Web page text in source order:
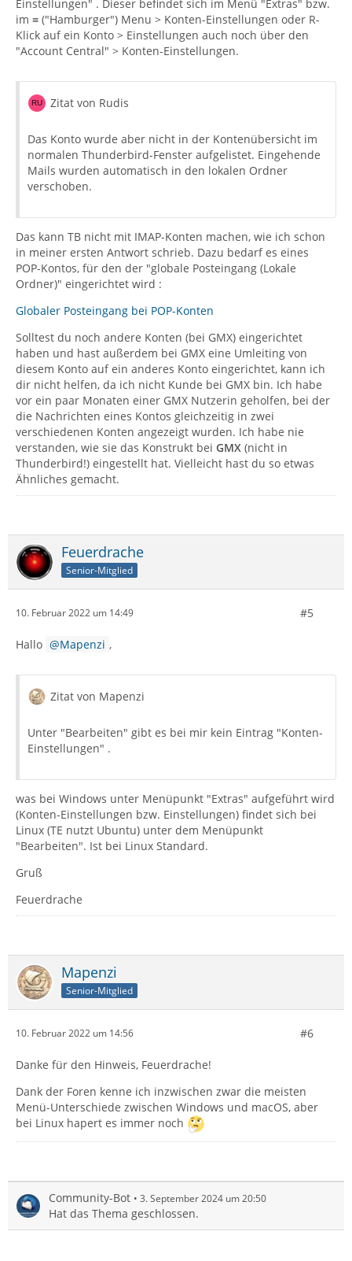
Einstellungen" . Dieser befindet sich im Menü "Extras" bzw.
im ≡ ("Hamburger") Menu > Konten-Einstellungen oder R-
Klick auf ein Konto > Einstellungen auch noch über den
"Account Central" > Konten-Einstellungen.
Zitat von Rudis
Das Konto wurde aber nicht in der Kontenübersicht im
normalen Thunderbird-Fenster aufgelistet. Eingehende
Mails wurden automatisch in den lokalen Ordner
verschoben.
Das kann TB nicht mit IMAP-Konten machen, wie ich schon
in meiner ersten Antwort schrieb. Dazu bedarf es eines
POP-Kontos, für den der "globale Posteingang (Lokale
Ordner)" eingerichtet wird :
Globaler Posteingang bei POP-Konten
Solltest du noch andere Konten (bei GMX) eingerichtet
haben und hast außerdem bei GMX eine Umleiting von
diesem Konto auf ein anderes Konto eingerichtet, kann ich
dir nicht helfen, da ich nicht Kunde bei GMX bin. Ich habe
vor ein paar Monaten einer GMX Nutzerin geholfen, bei der
die Nachrichten eines Kontos gleichzeitig in zwei
verschiedenen Konten angezeigt wurden. Ich habe nie
verstanden, wie sie das Konstrukt bei GMX (nicht in
Thunderbird!) eingestellt hat. Vielleicht hast du so etwas
Ähnliches gemacht.
Feuerdrache
Senior-Mitglied
10. Februar 2022 um 14:49 #5
Hallo Mapenzi ,
Zitat von Mapenzi
Unter "Bearbeiten" gibt es bei mir kein Eintrag "Konten-
Einstellungen" .
was bei Windows unter Menüpunkt "Extras" aufgeführt wird
(Konten-Einstellungen bzw. Einstellungen) findet sich bei
Linux (TE nutzt Ubuntu) unter dem Menüpunkt
"Bearbeiten". Ist bei Linux Standard.
Gruß
Feuerdrache
Mapenzi
Senior-Mitglied
10. Februar 2022 um 14:56 #6
Danke für den Hinweis, Feuerdrache!
Dank der Foren kenne ich inzwischen zwar die meisten
Menü-Unterschiede zwischen Windows und macOS, aber
bei Linux hapert es immer noch
Community-Bot 3. September 2024 um 20:50
Hat das Thema geschlossen.